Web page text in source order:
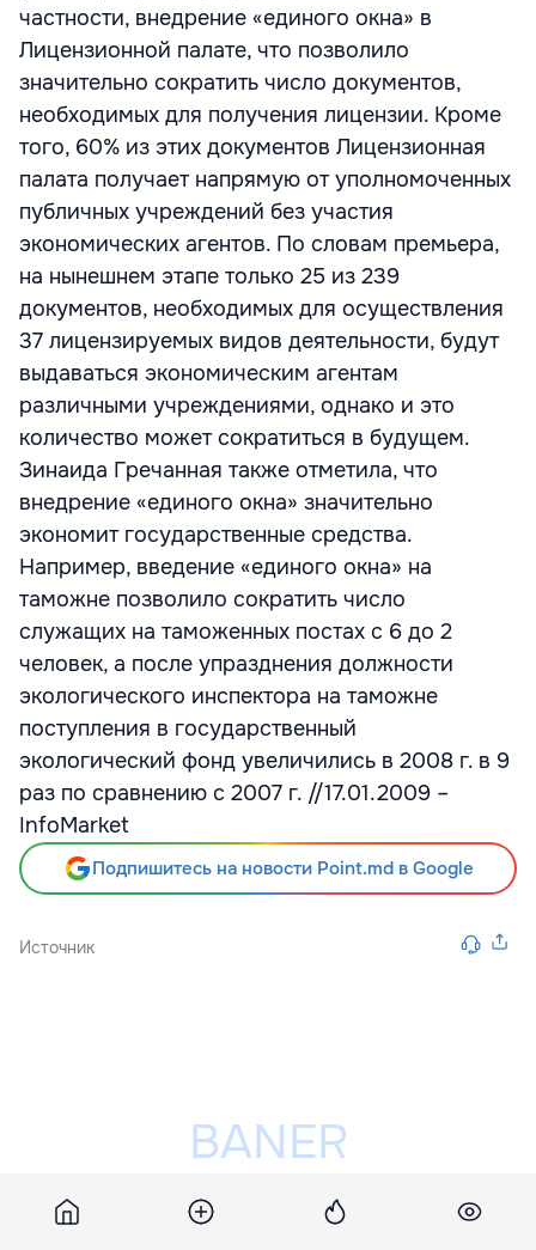
частности, внедрение «единого окна» в
Лицензионной палате, что позволило
значительно сократить число документов,
необходимых для получения лицензии. Кроме
того, 60% из этих документов Лицензионная
палата получает напрямую от уполномоченных
публичных учреждений без участия
экономических агентов. По словам премьера,
на нынешнем этапе только 25 из 239
документов, необходимых для осуществления
37 лицензируемых видов деятельности, будут
выдаваться экономическим агентам
различными учреждениями, однако и это
количество может сократиться в будущем.
Зинаида Гречанная также отметила, что
внедрение «единого окна» значительно
экономит государственные средства.
Например, введение «единого окна» на
таможне позволило сократить число
служащих на таможенных постах с 6 до 2
человек, а после упразднения должности
экологического инспектора на таможне
поступления в государственный
экологический фонд увеличились в 2008 г. в 9
раз по сравнению с 2007 г. //17.01.2009 –
InfoMarket
Подпишитесь на новости Point.md в Google
Источник